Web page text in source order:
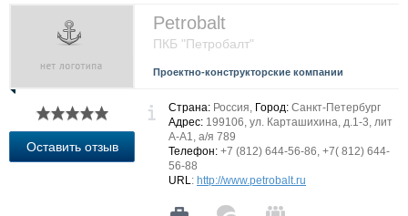
Крюинг
Журнал
Реклама
Услуги
Конференции
Выставки и семинары
Личности
Флот
Галерея флота
Отзывы
Все службы
Petrobalt
ПКБ "Петробалт"
Проектно-конструкторские компании
Оставить отзыв
Страна: Россия, Город: Санкт-Петербург
Адрес: 199106, ул. Карташихина, д.1-3, лит
А-А1, а/я 789
Телефон: +7 (812) 644-56-86, +7( 812) 644-
56-88
URL: http://www.petrobalt.ru